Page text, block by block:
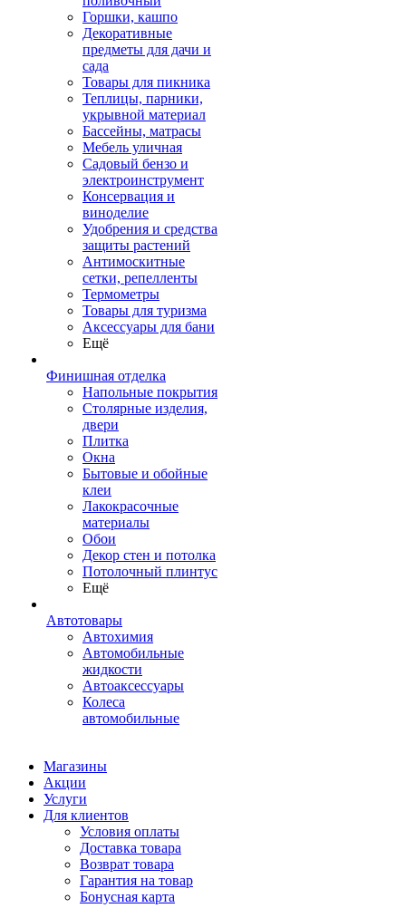
Горшки, кашпо
Декоративные
предметы для дачи и
сада
Товары для пикника
Теплицы, парники,
укрывной материал
Бассейны, матрасы
Мебель уличная
Садовый бензо и
электроинструмент
Консервация и
виноделие
Удобрения и средства
защиты растений
Антимоскитные
сетки, репелленты
Термометры
Товары для туризма
Аксессуары для бани
Ещё
Финишная отделка
Напольные покрытия
Столярные изделия,
двери
Плитка
Окна
Бытовые и обойные
клеи
Лакокрасочные
материалы
Обои
Декор стен и потолка
Потолочный плинтус
Ещё
Автотовары
Автохимия
Автомобильные
жидкости
Автоаксессуары
Колеса
автомобильные
Магазины
Акции
Услуги
Для клиентов
Условия оплаты
Доставка товара
Возврат товара
Гарантия на товар
Бонусная карта